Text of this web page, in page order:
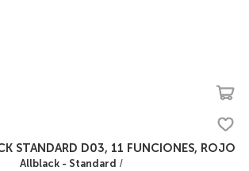
STANDARD D03, 11 FUNCIONES, ROJO
Allblack - Standard /